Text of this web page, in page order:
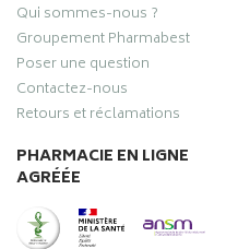
Qui sommes-nous ?
Groupement Pharmabest
Poser une question
Contactez-nous
Retours et réclamations
PHARMACIE EN LIGNE
AGRÉÉE